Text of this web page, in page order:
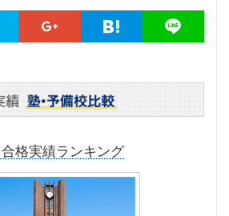
合格実績ランキング